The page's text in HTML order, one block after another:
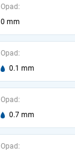
Opad:
0 mm
Opad:
0.1 mm
Opad:
0.7 mm
Opad: